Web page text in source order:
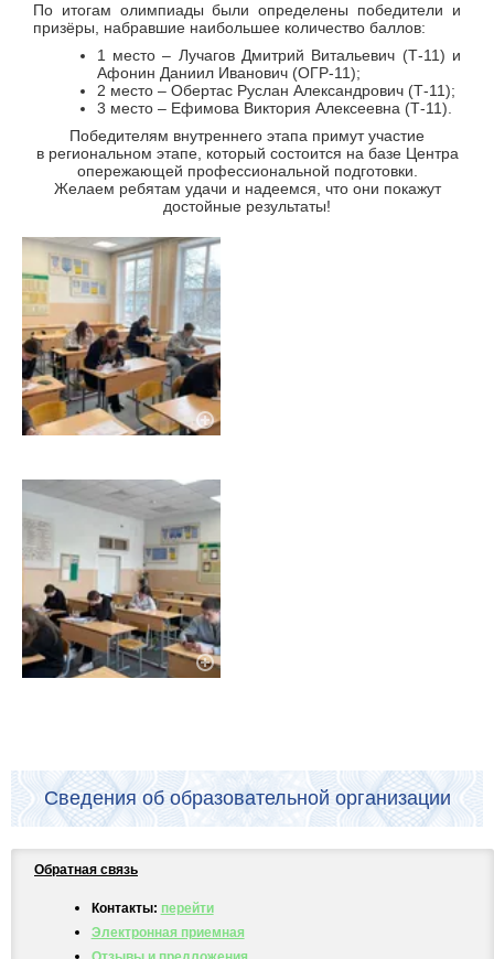
По итогам олимпиады были определены победители и
призёры, набравшие наибольшее количество баллов:
1 место – Лучагов Дмитрий Витальевич (Т-11) и
Афонин Даниил Иванович (ОГР-11);
2 место – Обертас Руслан Александрович (Т-11);
3 место – Ефимова Виктория Алексеевна (Т-11).
Победителям внутреннего этапа примут участие
в региональном этапе, который состоится на базе Центра
опережающей профессиональной подготовки.
Желаем ребятам удачи и надеемся, что они покажут
достойные результаты!
Сведения об образовательной организации
Обратная связь
Контакты: перейти
Электронная приемная